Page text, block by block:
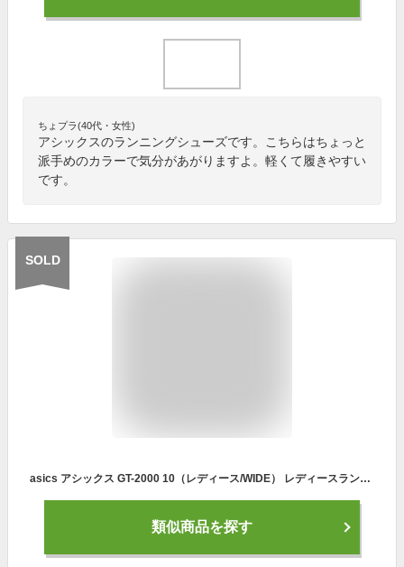
ちょプラ(40代・女性)
アシックスのランニングシューズです。こちらはちょっと
派手めのカラーで気分があがりますよ。軽くて履きやすい
です。
SOLD
asics アシックス GT-2000 10（レディース/WIDE） レディースランニングシューズ 1012B044-404(DIVE BLUE/ORCHID) 2022年最新モデル！！
類似商品を探す